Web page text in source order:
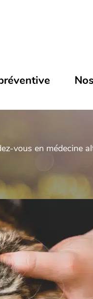
vous en médecine